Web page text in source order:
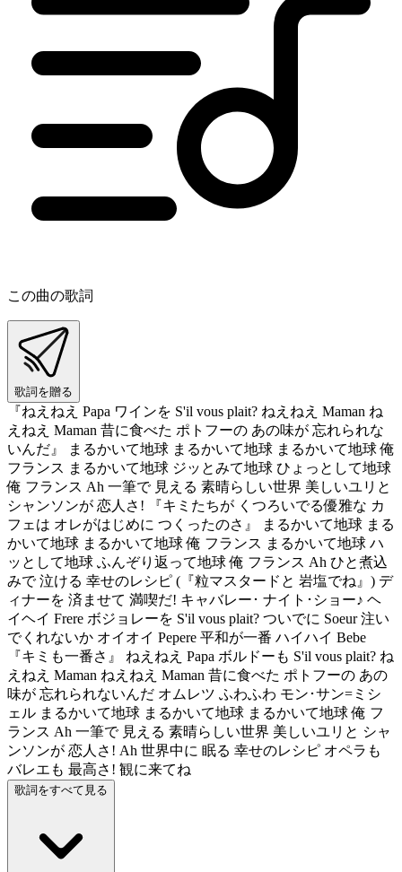
この曲の歌詞
歌詞を贈る
『ねえねえ Papa ワインを S'il vous plait? ねえねえ Maman ね
えねえ Maman 昔に食べた ポトフーの あの味が 忘れられな
いんだ』 まるかいて地球 まるかいて地球 まるかいて地球 俺
フランス まるかいて地球 ジッとみて地球 ひょっとして地球
俺 フランス Ah 一筆で 見える 素晴らしい世界 美しいユリと
シャンソンが 恋人さ! 『キミたちが くつろいでる優雅な カ
フェは オレがはじめに つくったのさ』 まるかいて地球 まる
かいて地球 まるかいて地球 俺 フランス まるかいて地球 ハ
ッとして地球 ふんぞり返って地球 俺 フランス Ah ひと煮込
みで 泣ける 幸せのレシピ (『粒マスタードと 岩塩でね』) デ
ィナーを 済ませて 満喫だ! キャバレー･ ナイト･ショー♪ ヘ
イヘイ Frere ボジョレーを S'il vous plait? ついでに Soeur 注い
でくれないか オイオイ Pepere 平和が一番 ハイハイ Bebe
『キミも一番さ』 ねえねえ Papa ボルドーも S'il vous plait? ね
えねえ Maman ねえねえ Maman 昔に食べた ポトフーの あの
味が 忘れられないんだ オムレツ ふわふわ モン･サン=ミシ
ェル まるかいて地球 まるかいて地球 まるかいて地球 俺 フ
ランス Ah 一筆で 見える 素晴らしい世界 美しいユリと シャ
ンソンが 恋人さ! Ah 世界中に 眠る 幸せのレシピ オペラも
バレエも 最高さ! 観に来てね
歌詞をすべて見る